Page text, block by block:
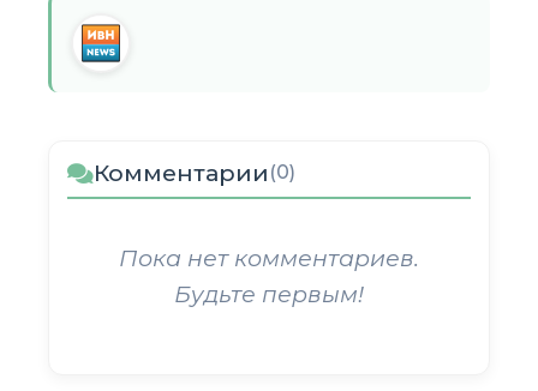
Комментарии (0)
Пока нет комментариев.
Будьте первым!